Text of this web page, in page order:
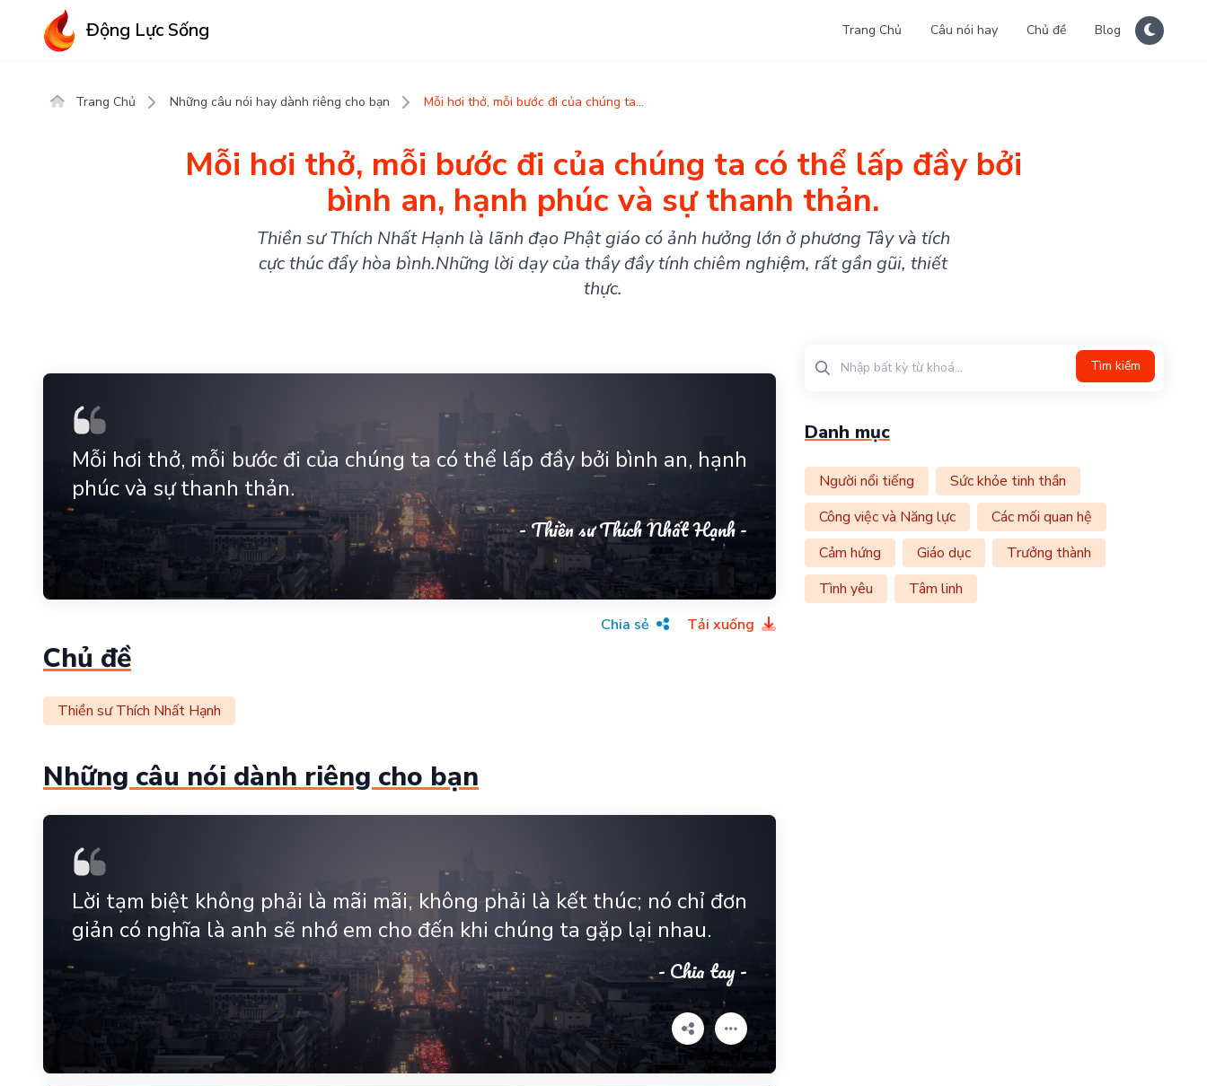
Động Lực Sống Trang Chủ Câu nói hay Chủ đề Blog
Trang Chủ Những câu nói hay dành riêng cho bạn Mỗi hơi thở, mỗi bước đi của chúng ta...
Mỗi hơi thở, mỗi bước đi của chúng ta có thể lấp đầy bởi
bình an, hạnh phúc và sự thanh thản.
Thiền sư Thích Nhất Hạnh là lãnh đạo Phật giáo có ảnh hưởng lớn ở phương Tây và tích
cực thúc đẩy hòa bình.Những lời dạy của thầy đầy tính chiêm nghiệm, rất gần gũi, thiết
thực.
Mỗi hơi thở, mỗi bước đi của chúng ta có thể lấp đầy bởi bình an, hạnh
phúc và sự thanh thản.
- Thiền sư Thích Nhất Hạnh -
Chia sẻ Tải xuống
Chủ đề
Thiền sư Thích Nhất Hạnh
Những câu nói dành riêng cho bạn
Lời tạm biệt không phải là mãi mãi, không phải là kết thúc; nó chỉ đơn
giản có nghĩa là anh sẽ nhớ em cho đến khi chúng ta gặp lại nhau.
- Chia tay -
Tìm kiếm
Danh mục
Người nổi tiếng
Sức khỏe tinh thần
Công việc và Năng lực
Các mối quan hệ
Cảm hứng
Giáo dục
Trưởng thành
Tình yêu
Tâm linh